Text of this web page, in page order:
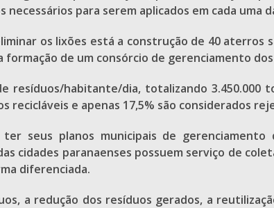
para serem aplicados em cada uma
os lixões está a construção de 40 aterros
de um consórcio de gerenciamento
resíduos/habitante/dia, totalizando
recicláveis e apenas 17,5% são considerados
seus planos municipais de
cidades paranaenses possuem serviço de
diferenciada.
a redução dos resíduos gerados, a